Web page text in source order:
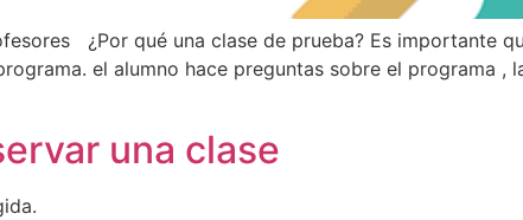
¿Por qué una clase de prueba? Es importante
el alumno hace preguntas sobre el programa
una clase